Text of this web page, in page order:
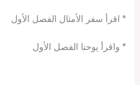
* اقرأ سفر الأمثال الفصل الأول
* واقرأ يوحنا الفصل الأول